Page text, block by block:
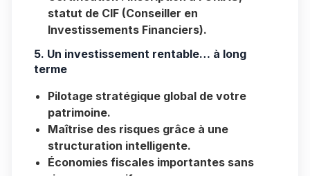
statut de CIF (Conseiller en
Investissements Financiers).
5. Un investissement rentable… à long
terme
Pilotage stratégique global de votre
patrimoine.
Maîtrise des risques grâce à une
structuration intelligente.
Économies fiscales importantes sans